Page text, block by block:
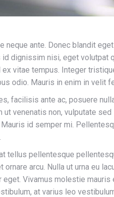
neque ante. Donec blandit
id dignissim nisi, eget volutpat
ex vitae tempus. Integer
odio. Mauris in enim in velit
facilisis ante ac, posuere
ut venenatis non, vulputate
id semper mi.
tellus pellentesque
ornare arcu. Nulla ut urna eu
eget. Vivamus molestie
at varius leo